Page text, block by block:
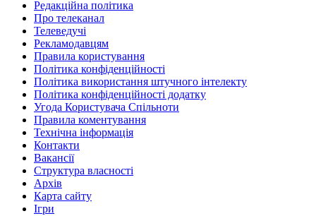
Редакційна політика
Про телеканал
Телеведучі
Рекламодавцям
Правила користування
Політика конфіденційності
Політика використання штучного інтелекту
Політика конфіденційності додатку
Угода Користувача Спільноти
Правила коментування
Технічна інформація
Контакти
Вакансії
Структура власності
Архів
Карта сайту
Ігри